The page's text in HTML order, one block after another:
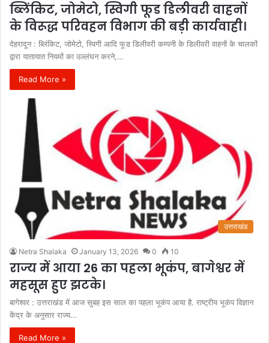
ब्लिंकिट, जोमेटो, स्विगी फूड डिलीवरी वाहनों
के विरूद्ध परिवहन विभाग की बड़ी कार्यवाही।
देहरादून : ब्लिंकिट, जोमेटो, स्विगी आदि फूड डिलीवरी कम्पनी के डिलीवरी वाहनों के चालकों
द्वारा यातायात नियमों का उल्लंघन करने,…
Read More »
उत्तराखंड
Netra Shalaka January 13, 2026 0 10
राज्य में आया 26 का पहला भूकंप, बागेश्वर में
महसूस हुए झटके।
बागेश्वर : उत्तराखंड में आज सुबह इस साल का पहला भूकंप आया है. राष्ट्रीय भूकंप विज्ञान
केंद्र के अनुसार राज्य…
Read More »